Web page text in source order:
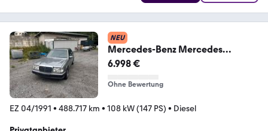
NEU
Mercedes-Benz Mercedes
300Turbo Diesel W 124
6.998 €
Ohne Bewertung
EZ 04/1991 • 488.717 km • 108 kW (147 PS) • Diesel